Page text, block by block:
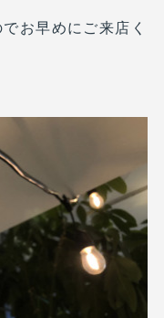
お早めにご来店く